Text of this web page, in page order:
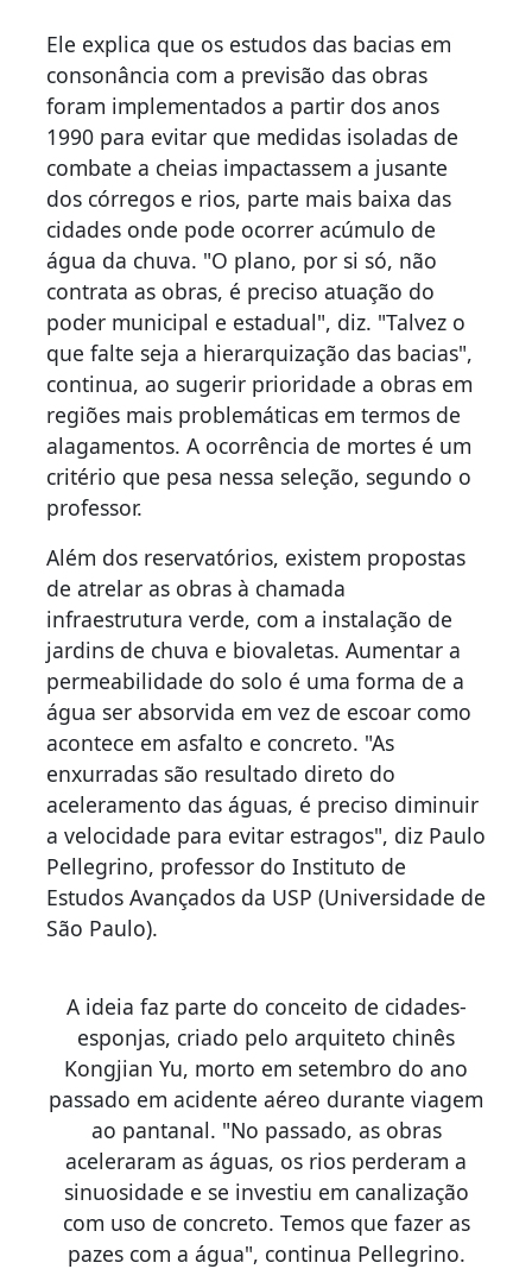
Ele explica que os estudos das bacias em
consonância com a previsão das obras
foram implementados a partir dos anos
1990 para evitar que medidas isoladas de
combate a cheias impactassem a jusante
dos córregos e rios, parte mais baixa das
cidades onde pode ocorrer acúmulo de
água da chuva. "O plano, por si só, não
contrata as obras, é preciso atuação do
poder municipal e estadual", diz. "Talvez o
que falte seja a hierarquização das bacias",
continua, ao sugerir prioridade a obras em
regiões mais problemáticas em termos de
alagamentos. A ocorrência de mortes é um
critério que pesa nessa seleção, segundo o
professor.
Além dos reservatórios, existem propostas
de atrelar as obras à chamada
infraestrutura verde, com a instalação de
jardins de chuva e biovaletas. Aumentar a
permeabilidade do solo é uma forma de a
água ser absorvida em vez de escoar como
acontece em asfalto e concreto. "As
enxurradas são resultado direto do
aceleramento das águas, é preciso diminuir
a velocidade para evitar estragos", diz Paulo
Pellegrino, professor do Instituto de
Estudos Avançados da USP (Universidade de
São Paulo).
A ideia faz parte do conceito de cidades-
esponjas, criado pelo arquiteto chinês
Kongjian Yu, morto em setembro do ano
passado em acidente aéreo durante viagem
ao pantanal. "No passado, as obras
aceleraram as águas, os rios perderam a
sinuosidade e se investiu em canalização
com uso de concreto. Temos que fazer as
pazes com a água", continua Pellegrino.